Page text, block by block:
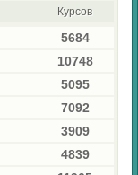
Курсов
5684
10748
5095
7092
3909
4839